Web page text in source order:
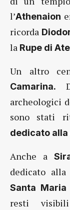
l’Athenaion
ricorda
la Rupe di
Un altro
Camarina.
archeologici
sono stati
dedicato alla
Anche a
dedicato alla
Santa Maria
resti